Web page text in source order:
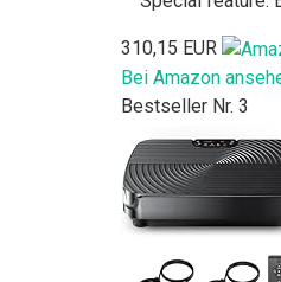
310,15 EUR
Bei Amazon
Bestseller Nr. 3